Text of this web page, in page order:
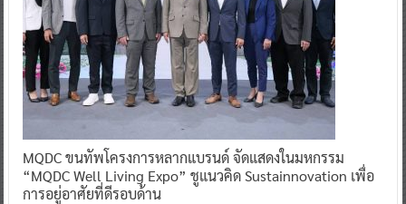
MQDC ขนทัพโครงการหลากแบรนด์ จัดแสดงในมหกรรม
“MQDC Well Living Expo” ชูแนวคิด Sustainnovation เพื่อ
การอยู่อาศัยที่ดีรอบด้าน